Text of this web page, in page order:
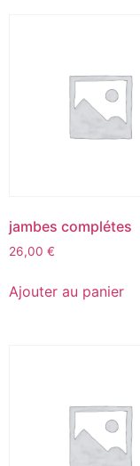
jambes complétes
26,00 €
Ajouter au panier